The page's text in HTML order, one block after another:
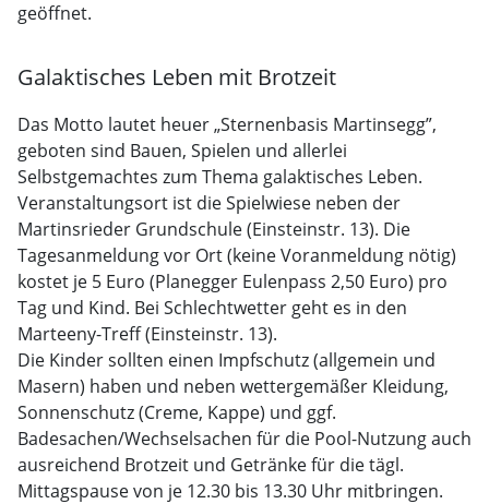
geöffnet.
Galaktisches Leben mit Brotzeit
Das Motto lautet heuer „Sternenbasis Martinsegg”,
geboten sind Bauen, Spielen und allerlei
Selbstgemachtes zum Thema galaktisches Leben.
Veranstaltungsort ist die Spielwiese neben der
Martinsrieder Grundschule (Einsteinstr. 13). Die
Tagesanmeldung vor Ort (keine Voranmeldung nötig)
kostet je 5 Euro (Planegger Eulenpass 2,50 Euro) pro
Tag und Kind. Bei Schlechtwetter geht es in den
Marteeny-Treff (Einsteinstr. 13).
Die Kinder sollten einen Impfschutz (allgemein und
Masern) haben und neben wettergemäßer Kleidung,
Sonnenschutz (Creme, Kappe) und ggf.
Badesachen/Wechselsachen für die Pool-Nutzung auch
ausreichend Brotzeit und Getränke für die tägl.
Mittagspause von je 12.30 bis 13.30 Uhr mitbringen.